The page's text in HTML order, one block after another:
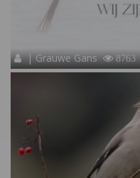
| Grauwe Gans 8763